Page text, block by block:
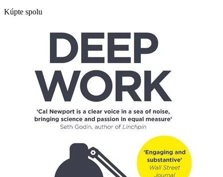
Kúpte spolu